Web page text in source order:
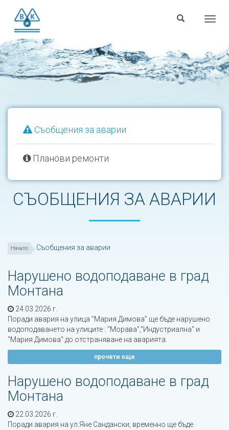
Menu
Съобщения за аварии
Планови ремонти
СЪОБЩЕНИЯ ЗА АВАРИИ
Начало Съобщения за аварии
Нарушено водоподаване в град
Монтана
24.03.2026 г.
Поради авария на улица "Мария Димова" ще бъде нарушено
водоподаването на улиците : "Морава","Индустриална" и
"Мария Димова" до отстраняване на аварията.
прочети още
Нарушено водоподаване в град
Монтана
22.03.2026 г.
Поради авария на ул.Яне Сандански, временно ще бъде